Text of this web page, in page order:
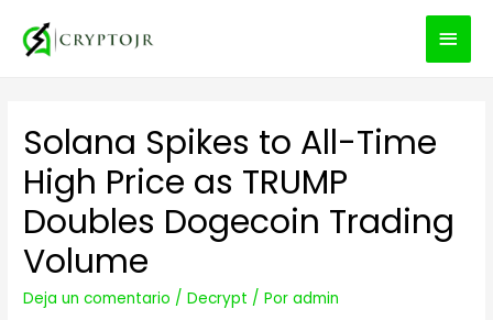
Solana Spikes to All-Time
High Price as TRUMP
Doubles Dogecoin Trading
Volume
Deja un comentario /Decrypt / Poradmin